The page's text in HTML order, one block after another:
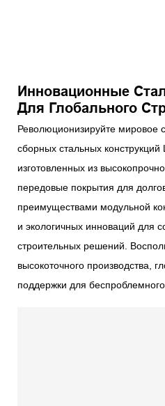
Инновационные
Для Глобального
Революционизируйте мировое
сборных стальных конструкций
изготовленных из
передовые покрытия для
преимуществами модульной
и экологичных инноваций для
строительных решений.
высокоточного производства,
поддержки для беспроблемного